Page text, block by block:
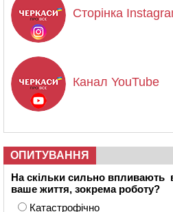
Сторінка
Канал YouTube
ОПИТУВАННЯ
На скільки сильно впливають
ваше життя, зокрема роботу?
Катастрофічно